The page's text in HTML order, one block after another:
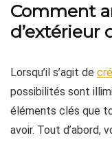
Comment
d’extérieur
Lorsqu’il s’agit de
possibilités sont
éléments clés que
avoir. Tout d’abord,